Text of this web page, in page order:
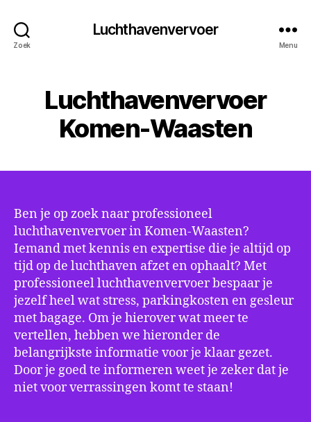
Zoek
Luchthavenvervoer
Menu
Luchthavenvervoer
Komen-Waasten
Ben je op zoek naar professioneel
luchthavenvervoer in Komen-Waasten?
Iemand met kennis en expertise die je altijd op
tijd op de luchthaven afzet en ophaalt? Met
professioneel luchthavenvervoer bespaar je
jezelf heel wat stress, parkingkosten en gesleur
met bagage. Om je hierover wat meer te
vertellen, hebben we hieronder de
belangrijkste informatie voor je klaar gezet.
Door je goed te informeren weet je zeker dat je
niet voor verrassingen komt te staan!